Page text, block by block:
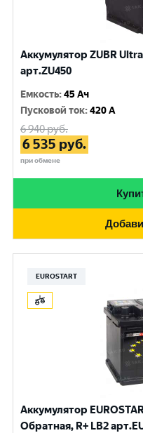
Аккумулятор ZUBR
арт.ZU450
Емкость:45 Ач
Пусковой ток:420 A
6 940руб.
6 535 руб.
при обмене
EUROSTART
Аккумулятор
Обратная, R+ LB2